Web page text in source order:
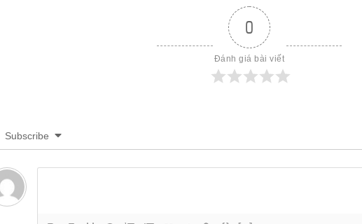
0
Đánh giá bài viết
Subscribe